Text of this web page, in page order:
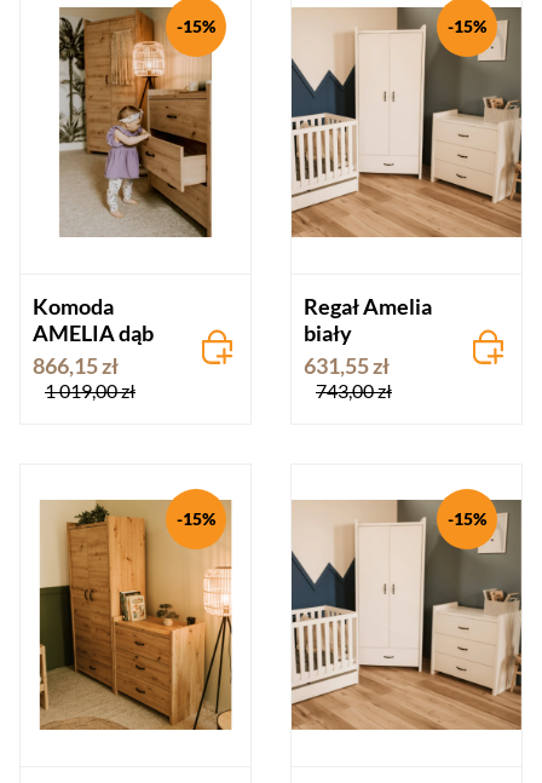
Komoda
AMELIA dąb
866,15 zł
1 019,00 zł
-15%
Regał Amelia
biały
631,55 zł
743,00 zł
-15%
-15% -15%